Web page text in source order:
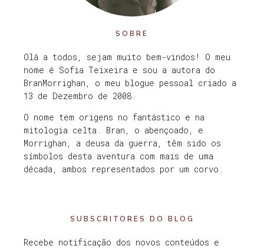
SOBRE
Olá a todos, sejam muito bem-vindos! O meu
nome é Sofia Teixeira e sou a autora do
BranMorrighan, o meu blogue pessoal criado a
13 de Dezembro de 2008.
O nome tem origens no fantástico e na
mitologia celta. Bran, o abençoado, e
Morrighan, a deusa da guerra, têm sido os
símbolos desta aventura com mais de uma
década, ambos representados por um corvo.
SUBSCRITORES DO BLOG
Recebe notificação dos novos conteúdos e